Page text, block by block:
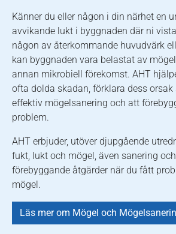
Känner du eller någon i din närhet en
avvikande lukt i byggnaden där ni
någon av återkommande huvudvärk
kan byggnaden vara belastat av
annan mikrobiell förekomst. AHT
ofta dolda skadan, förklara dess
effektiv mögelsanering och att
problem.
AHT erbjuder, utöver djupgående
fukt, lukt och mögel, även sanering
förebyggande åtgärder när du fått
mögel.
Läs mer om Mögel och